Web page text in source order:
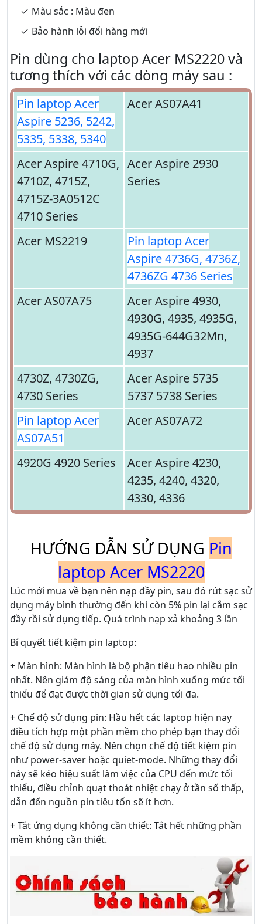
Màu sắc : Màu đen
Bảo hành lỗi đổi hàng mới
Pin dùng cho laptop Acer MS2220 và
tương thích với các dòng máy sau :
Pin laptop Acer
Aspire 5236, 5242,
5335, 5338, 5340
Acer AS07A41
Acer Aspire 4710G,
4710Z, 4715Z,
4715Z-3A0512C
4710 Series
Acer Aspire 2930
Series
Acer MS2219
Pin laptop Acer
Aspire 4736G, 4736Z,
4736ZG 4736 Series
Acer AS07A75
Acer Aspire 4930,
4930G, 4935, 4935G,
4935G-644G32Mn,
4937
4730Z, 4730ZG,
4730 Series
Acer Aspire 5735
5737 5738 Series
Pin laptop Acer
AS07A51
Acer AS07A72
4920G 4920 Series
Acer Aspire 4230,
4235, 4240, 4320,
4330, 4336
HƯỚNG DẪN SỬ DỤNG Pin
laptop Acer MS2220
Lúc mới mua về bạn nên nạp đầy pin, sau đó rút sạc sử
dụng máy bình thường đến khi còn 5% pin lại cắm sạc
đầy rồi sử dụng tiếp. Quá trình nạp xả khoảng 3 lần
Bí quyết tiết kiệm pin laptop:
+ Màn hình: Màn hình là bộ phận tiêu hao nhiều pin
nhất. Nên giám độ sáng của màn hình xuống mức tối
thiểu để đạt được thời gian sử dụng tối đa.
+ Chế độ sử dụng pin: Hầu hết các laptop hiện nay
điều tích hợp một phần mềm cho phép bạn thay đổi
chế độ sử dụng máy. Nên chọn chế độ tiết kiệm pin
như power-saver hoặc quiet-mode. Những thay đổi
này sẽ kéo hiệu suất làm việc của CPU đến mức tối
thiểu, điều chỉnh quạt thoát nhiệt chạy ở tần số thấp,
dẫn đến nguồn pin tiêu tốn sẽ ít hơn.
+ Tắt ứng dụng không cần thiết: Tắt hết những phần
mềm không cần thiết.